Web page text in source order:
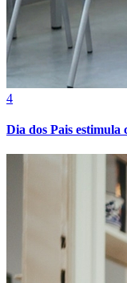
4
Dia dos Pais estimula